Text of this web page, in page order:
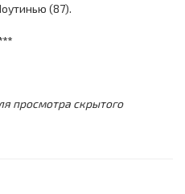
(87).
просмотра скрытого